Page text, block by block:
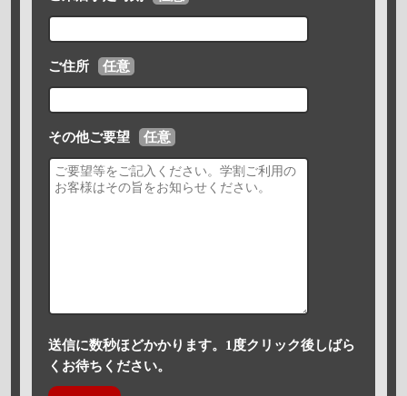
ご住所 任意
その他ご要望 任意
送信に数秒ほどかかります。1度クリック後しばら
くお待ちください。